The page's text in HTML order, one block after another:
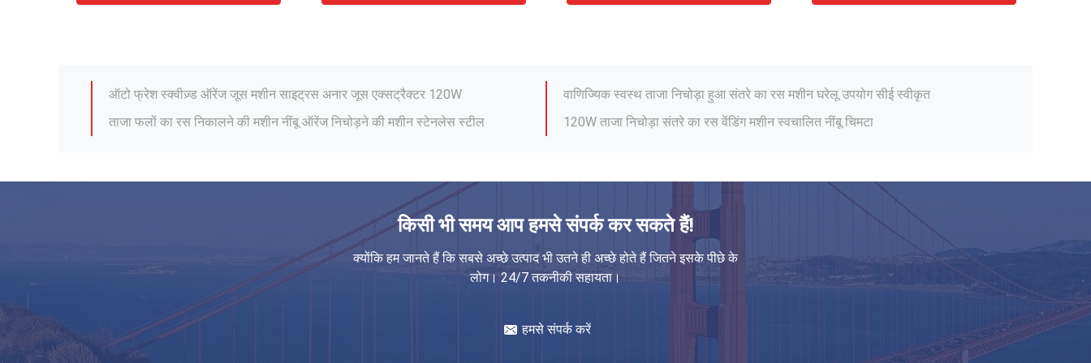
अत्यधिक टिकाऊ फ्रेश स्क्वीज़्ड OJ मशीन कमर्शियल एंटी करप्शन स्टेनलेस स्टील
ऑरेंज लेमन साइट्रस के लिए मल्टीफंक्शनल फ्रूट जूस प्रोसेसिंग मशीन ऑटोमैटिक
औद्योगिक स्वचालित फल संतरे का रस छीलने की मशीन
कॉम्पैक्ट ताजा निचोड़ा संतरे का रस मशीन वाणिज्यिक चिमटा स्टेनलेस स्टील
साइट्रस लेमन ऑरेंज अनार के लिए कमर्शियल हैंड प्रेस मैनुअल फ्रूट जूसर
लेमन साइट्रस ऑरेंज जूस एक्सट्रैक्टर मशीन कमर्शियल स्टेनलेस स्टील 100W
पीएलसी ताजा निचोड़ा संतरे का रस मशीन नींबू अनार 120W निकालने
टैप कंट्रोलर के साथ ड्रिंक शॉप लेमन ऑरेंज जूस स्क्वीजिंग मशीन ऑटोमैटिक
220V / 110V ताज़ा निचोड़ा हुआ ऑरेंज जूस मशीन वाणिज्यिक ऑटो ऑरेंज जूसर
होटल फ्रेश लेमन इलेक्ट्रिक ऑरेंज जूसर स्क्वीजर ऑटोमैटिक एक्सट्रैक्टर मशीन
सेब नींबू फल ताजा संतरे का रस निचोड़ने की मशीन 304 स्टेनलेस स्टील
इलेक्ट्रिक फ्रेश स्क्वीज़्ड ऑरेंज जूस मशीन साइट्रस लेमन जूस एक्सट्रैक्टर मशीन
किसी भी समय आप हमसे संपर्क कर सकते हैं!
क्योंकि हम जानते हैं कि सबसे अच्छे उत्पाद भी उतने ही अच्छे होते हैं जितने इसके पीछे के
लोग। 24/7 तकनीकी सहायता।
हमसे संपर्क करें